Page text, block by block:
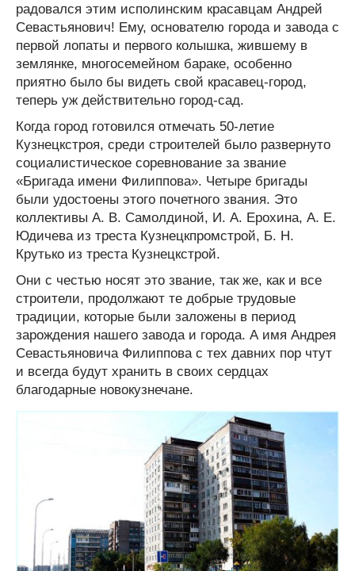
радовался этим исполинским красавцам Андрей
Севастьянович! Ему, основателю города и завода с
первой лопаты и первого колышка, жившему в
землянке, многосемейном бараке, особенно
приятно было бы видеть свой красавец-город,
теперь уж действительно город-сад.
Когда город готовился отмечать 50-летие
Кузнецкстроя, среди строителей было развернуто
социалистическое соревнование за звание
«Бригада имени Филиппова». Четыре бригады
были удостоены этого почетного звания. Это
коллективы А. В. Самолдиной, И. А. Ерохина, А. Е.
Юдичева из треста Кузнецкпромстрой, Б. Н.
Крутько из треста Кузнецкстрой.
Они с честью носят это звание, так же, как и все
строители, продолжают те добрые трудовые
традиции, которые были заложены в период
зарождения нашего завода и города. А имя Андрея
Севастьяновича Филиппова с тех давних пор чтут
и всегда будут хранить в своих сердцах
благодарные новокузнечане.